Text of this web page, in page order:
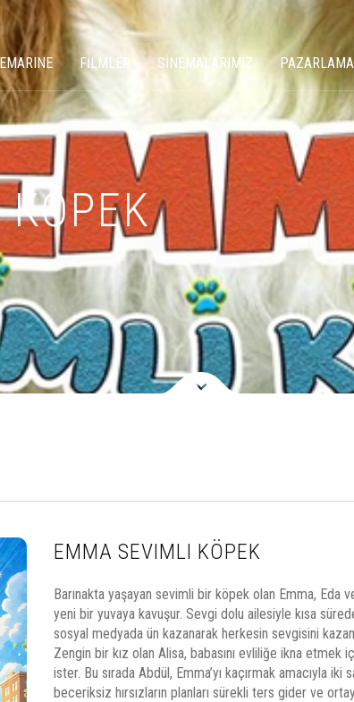
FİLMLER SİNEMALARIMIZ PAZARLAMA
EMMA SEVIMLI KÖPEK
Barınakta yaşayan sevimli bir köpek olan Emma, Eda
yeni bir yuvaya kavuşur. Sevgi dolu ailesiyle kısa
sosyal medyada ün kazanarak herkesin sevgisini
Zengin bir kız olan Alisa, babasını evliliğe ikna etmek
ister. Bu sırada Abdül, Emma’yı kaçırmak amacıyla iki
beceriksiz hırsızların planları sürekli ters gider ve